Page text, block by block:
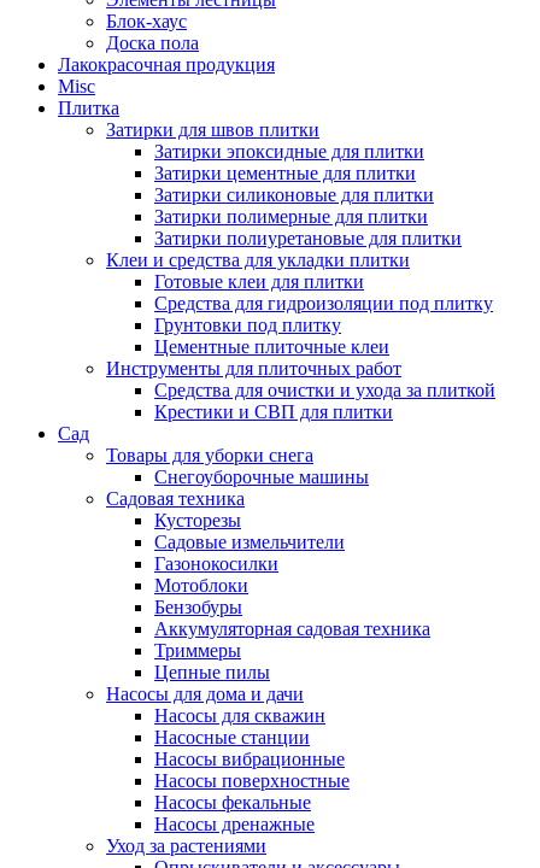
Блок-хаус
Доска пола
Лакокрасочная продукция
Misc
Плитка
Затирки для швов плитки
Затирки эпоксидные для плитки
Затирки цементные для плитки
Затирки силиконовые для плитки
Затирки полимерные для плитки
Затирки полиуретановые для плитки
Клеи и средства для укладки плитки
Готовые клеи для плитки
Средства для гидроизоляции под плитку
Грунтовки под плитку
Цементные плиточные клеи
Инструменты для плиточных работ
Средства для очистки и ухода за плиткой
Крестики и СВП для плитки
Сад
Товары для уборки снега
Снегоуборочные машины
Садовая техника
Кусторезы
Садовые измельчители
Газонокосилки
Мотоблоки
Бензобуры
Аккумуляторная садовая техника
Триммеры
Цепные пилы
Насосы для дома и дачи
Насосы для скважин
Насосные станции
Насосы вибрационные
Насосы поверхностные
Насосы фекальные
Насосы дренажные
Уход за растениями